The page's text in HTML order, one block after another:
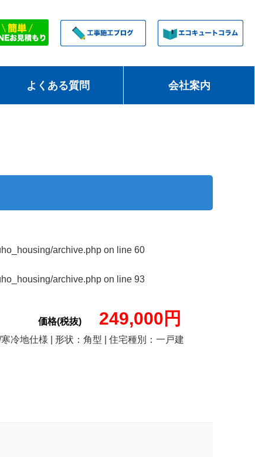
よくある質問 会社案内
archive.php on line 60
archive.php on line 93
価格(税抜)249,000円
冷地仕様 | 形状：角型 | 住宅種別：一戸建